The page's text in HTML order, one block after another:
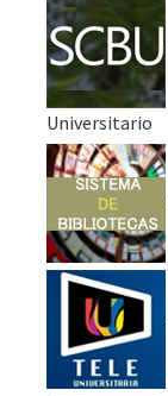
Universitario